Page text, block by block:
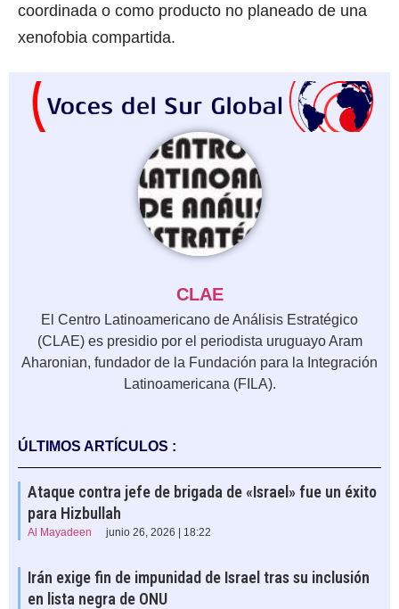
coordinada o como producto no planeado de una
xenofobia compartida.
CLAE
El Centro Latinoamericano de Análisis Estratégico
(CLAE) es presidio por el periodista uruguayo Aram
Aharonian, fundador de la Fundación para la Integración
Latinoamericana (FILA).
ÚLTIMOS ARTÍCULOS :
Ataque contra jefe de brigada de «Israel» fue un éxito
para Hizbullah
Al Mayadeen junio 26, 2026 | 18:22
Irán exige fin de impunidad de Israel tras su inclusión
en lista negra de ONU